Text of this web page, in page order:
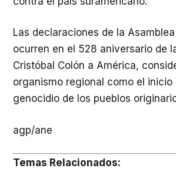
Las declaraciones de la
ocurren en el 528 aniversario de
Cristóbal Colón a América,
organismo regional como el inicio
genocidio de los pueblos
agp/ane
Temas Relacionados: